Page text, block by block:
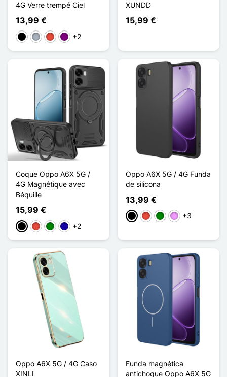
4G Verre trempé Ciel
13,99 €
NegroGris RojoPúrpura
+2
XUNDD
15,99 €
Coque Oppo A6X 5G /
4G Magnétique avec
Béquille
15,99 €
NegroRojoVerdeAzul oscuro
+2
Oppo A6X 5G / 4G Funda
de silicona
13,99 €
NegroRojoVerdeMorado claro
+3
Oppo A6X 5G / 4G Caso
XINLI
Funda magnética
antichoque Oppo A6X 5G